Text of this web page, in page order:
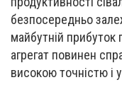
безпосередньо
майбутній прибуток
агрегат повинен
високою точністю і